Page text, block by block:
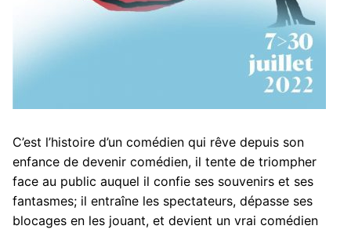
C’est l’histoire d’un comédien qui rêve depuis son
enfance de devenir comédien, il tente de triompher
face au public auquel il confie ses souvenirs et ses
fantasmes; il entraîne les spectateurs, dépasse ses
blocages en les jouant, et devient un vrai comédien